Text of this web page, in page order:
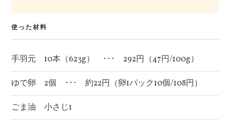
使った材料
手羽元 10本（623g） ･･･ 292円（47円/100g）
ゆで卵 2個 ･･･ 約22円（卵1パック10個/108円）
ごま油 小さじ1